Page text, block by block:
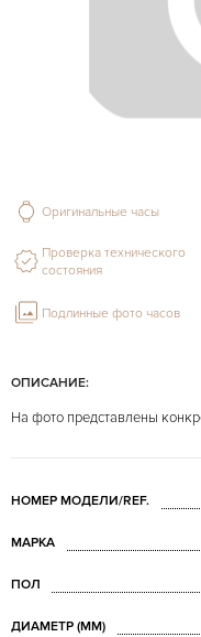
ОПИСАНИЕ:
На фото представлены
НОМЕР МОДЕЛИ/REF.
МАРКА
ПОЛ
ДИАМЕТР (MM)
Оригинальные часы
Проверка технического
состояния
Подлинные фото часов